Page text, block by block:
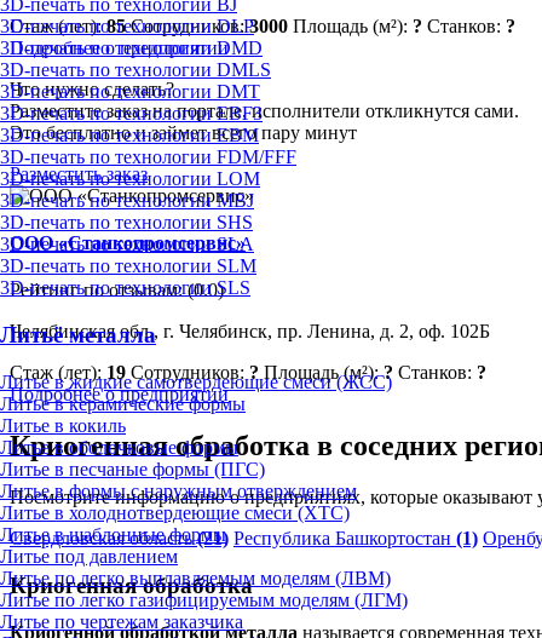
3D-печать по технологии BJ
3D-печать по технологии DLP
3D-печать по технологии DMD
3D-печать по технологии DMLS
3D-печать по технологии DMT
3D-печать по технологии EBF3
3D-печать по технологии EBM
3D-печать по технологии FDM/FFF
3D-печать по технологии LOM
3D-печать по технологии MBJ
3D-печать по технологии SHS
3D-печать по технологии SLA
3D-печать по технологии SLM
3D-печать по технологии SLS
Литьё металла
Литье в жидкие самотвердеющие смеси (ЖСС)
Литье в керамические формы
Литье в кокиль
Литье в оболочковые формы
Литье в песчаные формы (ПГС)
Литье в формы с наружным отверждением
Литье в холоднотвердеющие смеси (ХТС)
Литье в шаблонные формы
Литье под давлением
Литье по легко выплавляемым моделям (ЛВМ)
Литье по легко газифицируемым моделям (ЛГМ)
Литье по чертежам заказчика
Стаж (лет):85 Сотрудников:3000 Площадь (м²): ? Станков: ?
Подробнее о предприятии
Что нужно сделать?
Разместите заказ на портале, исполнители откликнутся сами.
Это бесплатно и займет всего пару минут
Разместить заказ
ООО «Станкопромсервис»
Рейтинг по отзывам:(0.0)
Челябинская обл., г. Челябинск, пр. Ленина, д. 2, оф. 102Б
Стаж (лет): 19 Сотрудников: ? Площадь (м²):? Станков: ?
Подробнее о предприятии
Криогенная обработка в соседних
Посмотрите информацию о предприятиях, которые оказывают
Свердловская область(21) Республика Башкортостан (1)
Криогенная обработка
Криогенной обработкой металла называется современная